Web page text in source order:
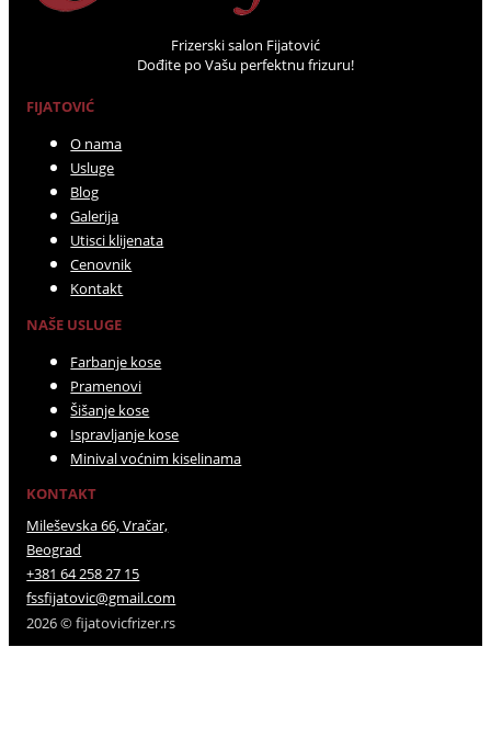
Frizerski salon Fijatović
Dođite po Vašu perfektnu frizuru!
FIJATOVIĆ
O nama
Usluge
Blog
Galerija
Utisci klijenata
Cenovnik
Kontakt
NAŠE USLUGE
Farbanje kose
Pramenovi
Šišanje kose
Ispravljanje kose
Minival voćnim kiselinama
KONTAKT
Mileševska 66, Vračar,
Beograd
+381 64 258 27 15
fssfijatovic@gmail.com
2026 © fijatovicfrizer.rs